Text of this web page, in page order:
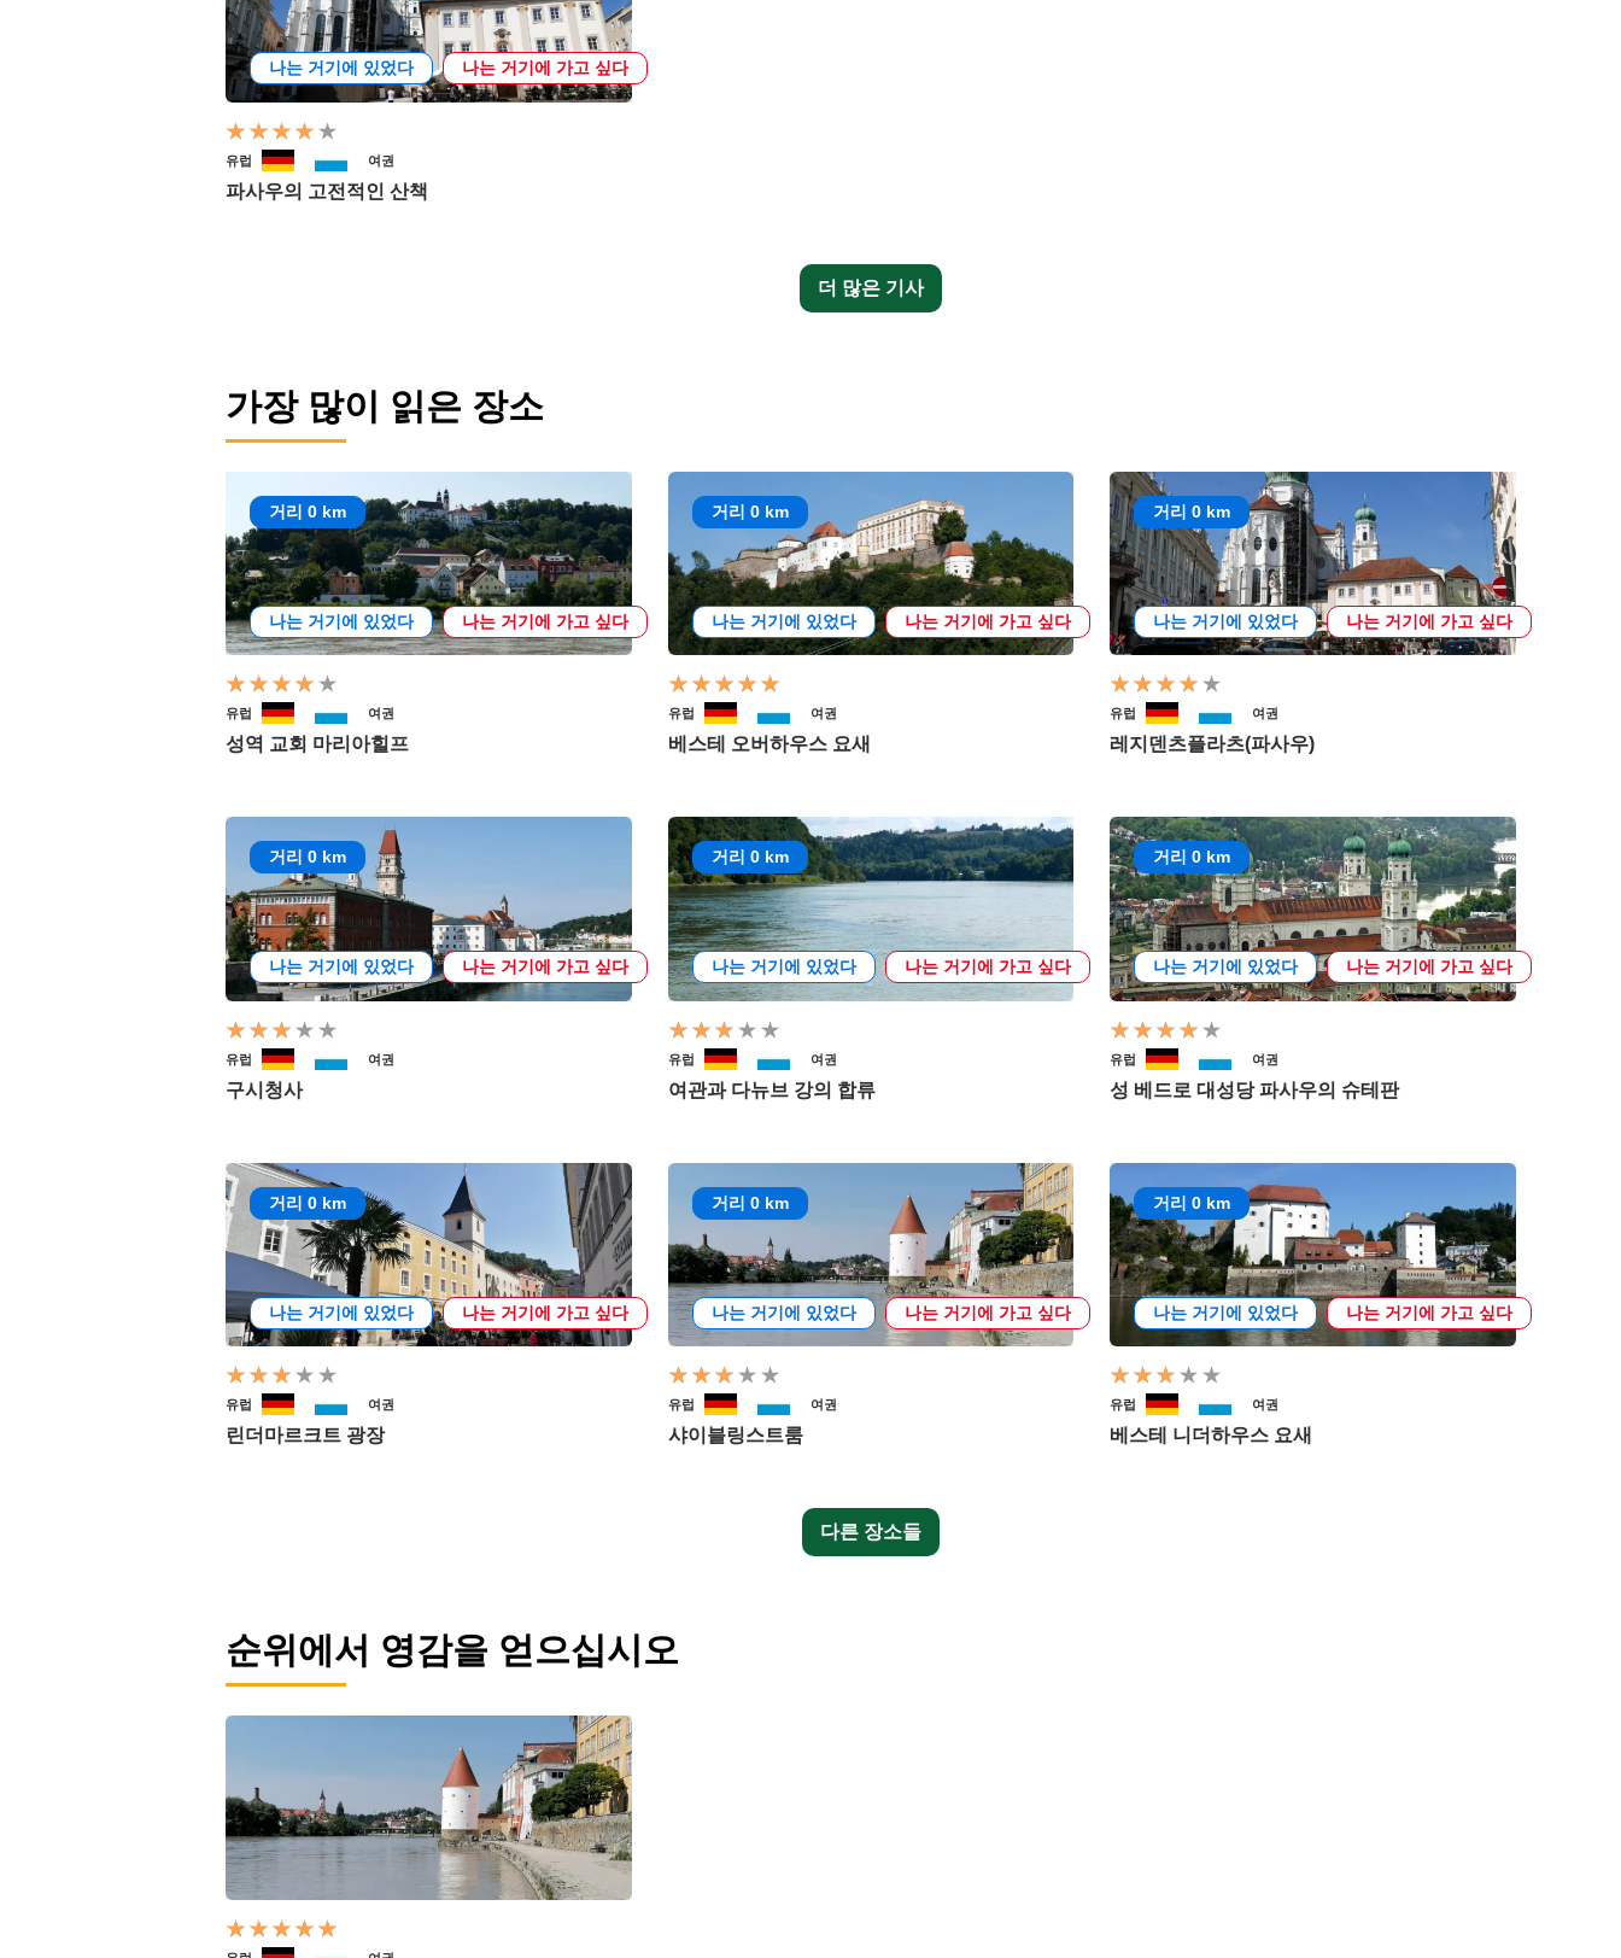
나는 거기에 있었다 나는 거기에 가고 싶다
유럽 여권
파사우의 고전적인 산책
더 많은 기사
가장 많이 읽은 장소
거리 0 km
나는 거기에 있었다 나는 거기에 가고 싶다
유럽 여권
성역 교회 마리아힐프
거리 0 km
나는 거기에 있었다 나는 거기에 가고 싶다
유럽 여권
베스테 오버하우스 요새
거리 0 km
나는 거기에 있었다 나는 거기에 가고 싶다
유럽 여권
레지덴츠플라츠(파사우)
거리 0 km
나는 거기에 있었다 나는 거기에 가고 싶다
유럽 여권
구시청사
거리 0 km
나는 거기에 있었다 나는 거기에 가고 싶다
유럽 여권
여관과 다뉴브 강의 합류
거리 0 km
나는 거기에 있었다 나는 거기에 가고 싶다
유럽 여권
성 베드로 대성당 파사우의 슈테판
거리 0 km
나는 거기에 있었다 나는 거기에 가고 싶다
유럽 여권
린더마르크트 광장
거리 0 km
나는 거기에 있었다 나는 거기에 가고 싶다
유럽 여권
샤이블링스트룸
거리 0 km
나는 거기에 있었다 나는 거기에 가고 싶다
유럽 여권
베스테 니더하우스 요새
다른 장소들
순위에서 영감을 얻으십시오